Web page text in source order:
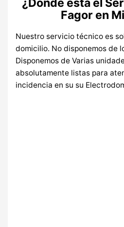
Fagor en
Nuestro servicio técnico es
domicilio. No disponemos de
Disponemos de Varias
absolutamente listas para
incidencia en su su